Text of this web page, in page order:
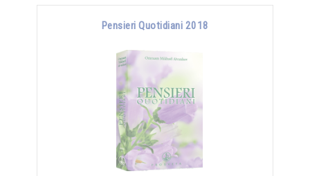
Pensieri Quotidiani 2018